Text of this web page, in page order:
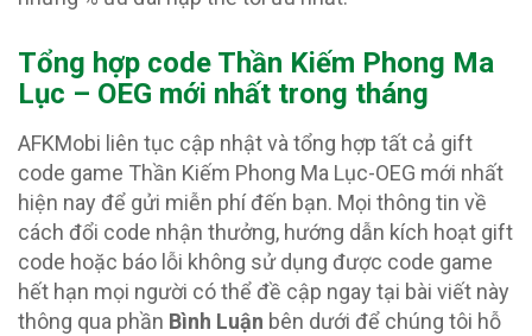
Tổng hợp code Thần Kiếm Phong Ma
Lục – OEG mới nhất trong tháng
AFKMobi liên tục cập nhật và tổng hợp tất cả gift
code game Thần Kiếm Phong Ma Lục-OEG mới nhất
hiện nay để gửi miễn phí đến bạn. Mọi thông tin về
cách đổi code nhận thưởng, hướng dẫn kích hoạt gift
code hoặc báo lỗi không sử dụng được code game
hết hạn mọi người có thể đề cập ngay tại bài viết này
thông qua phần Bình Luận bên dưới để chúng tôi hỗ